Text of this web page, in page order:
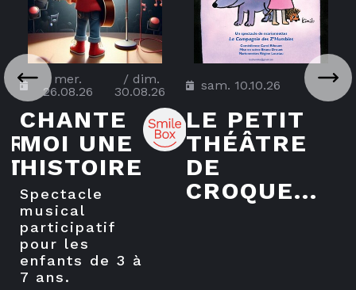
mer.
26.08.26
/ dim.
30.08.26
CHANTE
MOI UNE
HISTOIRE
spectacle
musical
participatif
pour les
enfants de 3 à
7 ans.
sam. 10.10.26
LE PETIT
THÉÂTRE
DE
CROQUE...